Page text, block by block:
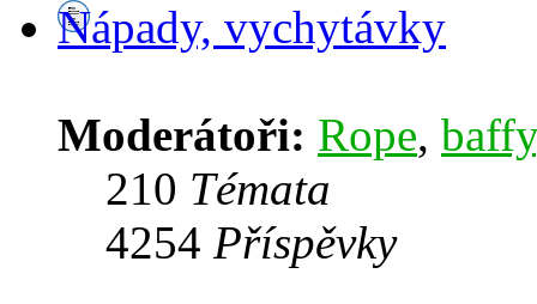
Nápady, vychytávky
Moderátoři: Rope, baffy
210 Témata
4254 Příspěvky